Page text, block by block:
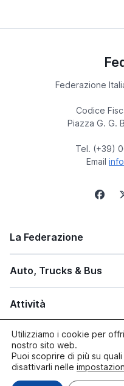
Federazione
Codice
Piazza G. G.
Tel. (+39)
Email
La Federazione
Auto, Trucks & Bus
Attività
Altre info
Utilizziamo i cookie per
nostro sito web.
Puoi scoprire di più su
disattivarli nelle